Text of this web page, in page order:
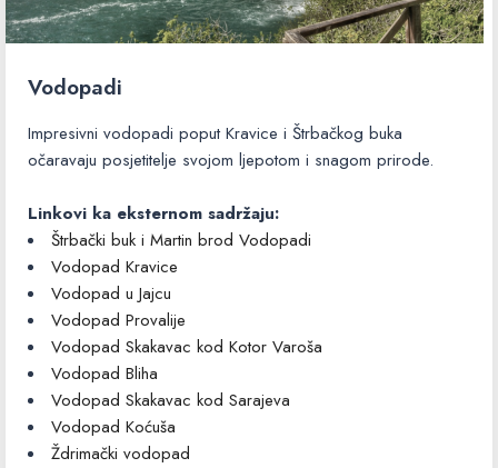
Vodopadi
Impresivni vodopadi poput Kravice i Štrbačkog buka
očaravaju posjetitelje svojom ljepotom i snagom prirode.
Linkovi ka eksternom sadržaju:
Štrbački buk i Martin brod Vodopadi
Vodopad Kravice
Vodopad u Jajcu
Vodopad Provalije
Vodopad Skakavac kod Kotor Varoša
Vodopad Bliha
Vodopad Skakavac kod Sarajeva
Vodopad Koćuša
Ždrimački vodopad